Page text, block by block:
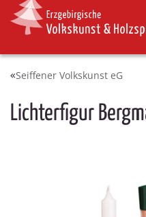
Seiffener Volkskunst eG
Lichterfigur